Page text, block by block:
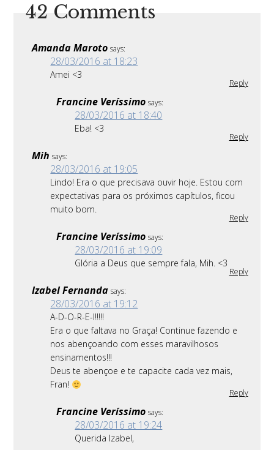
42 Comments
Amanda Maroto says:
28/03/2016 at 18:23
Amei <3
Reply
Francine Veríssimo says:
28/03/2016 at 18:40
Eba! <3
Reply
Mih says:
28/03/2016 at 19:05
Lindo! Era o que precisava ouvir hoje. Estou com
expectativas para os próximos capítulos, ficou
muito bom.
Reply
Francine Veríssimo says:
28/03/2016 at 19:09
Glória a Deus que sempre fala, Mih. <3
Reply
Izabel Fernanda says:
28/03/2016 at 19:12
A-D-O-R-E-I!!!!!
Era o que faltava no Graça! Continue fazendo e
nos abençoando com esses maravilhosos
ensinamentos!!!
Deus te abençoe e te capacite cada vez mais,
Fran!
Reply
Francine Veríssimo says:
28/03/2016 at 19:24
Querida Izabel,